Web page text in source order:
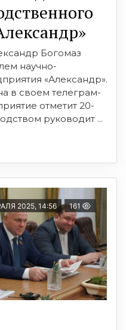
Богомаз
научно-
«Александр».
в своем телеграм-
отметит 20-
руководит ...
2025, 14:56 161